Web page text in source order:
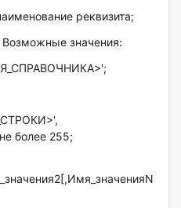
реквизита;
значения:
более 255;